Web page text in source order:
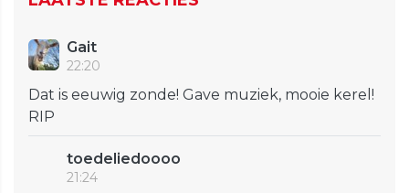
Gait
22:20
Dat is eeuwig zonde! Gave muziek, mooie kerel!
RIP
toedeliedoooo
21:24